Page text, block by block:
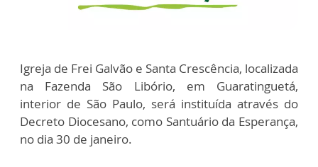
Igreja de Frei Galvão e Santa Crescência, localizada
na Fazenda São Libório, em Guaratinguetá,
interior de São Paulo, será instituída através do
Decreto Diocesano, como Santuário da Esperança,
no dia 30 de janeiro.